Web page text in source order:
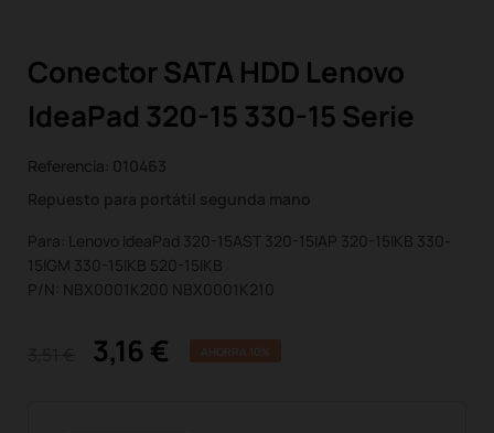
Conector SATA HDD Lenovo
IdeaPad 320-15 330-15 Serie
Referencia: 010463
Repuesto para portátil segunda mano
Para: Lenovo IdeaPad 320-15AST 320-15IAP 320-15IKB 330-
15IGM 330-15IKB 520-15IKB
P/N: NBX0001K200 NBX0001K210
3,16 €